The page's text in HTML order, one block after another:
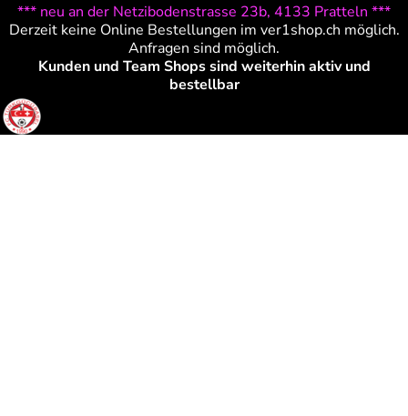
*** neu an der Netzibodenstrasse 23b, 4133 Pratteln ***
Derzeit keine Online Bestellungen im ver1shop.ch möglich.
Anfragen sind möglich.
Kunden und Team Shops sind weiterhin aktiv und
bestellbar